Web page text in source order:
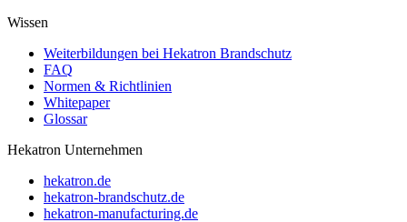
Wissen
Weiterbildungen bei Hekatron Brandschutz
FAQ
Normen & Richtlinien
Whitepaper
Glossar
Hekatron Unternehmen
hekatron.de
hekatron-brandschutz.de
hekatron-manufacturing.de